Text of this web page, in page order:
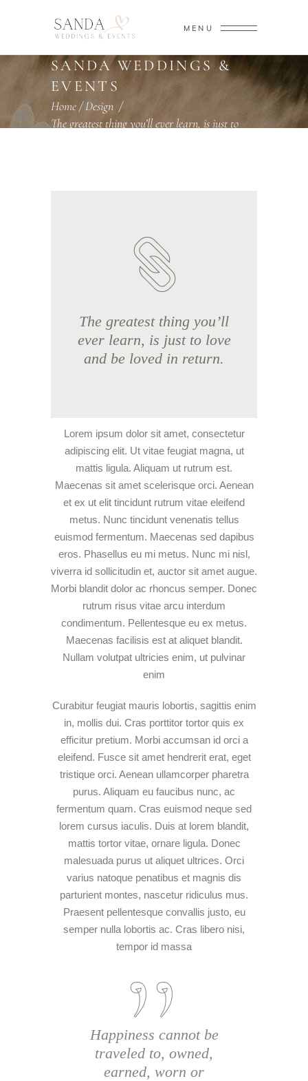
MENU
SANDA WEDDINGS &
EVENTS
Home/Design /
The greatest thing you’ll ever learn, is just to
The greatest thing you’ll
ever learn, is just to love
and be loved in return.
Lorem ipsum dolor sit amet, consectetur
adipiscing elit. Ut vitae feugiat magna, ut
mattis ligula. Aliquam ut rutrum est.
Maecenas sit amet scelerisque orci. Aenean
et ex ut elit tincidunt rutrum vitae eleifend
metus. Nunc tincidunt venenatis tellus
euismod fermentum. Maecenas sed dapibus
eros. Phasellus eu mi metus. Nunc mi nisl,
viverra id sollicitudin et, auctor sit amet augue.
Morbi blandit dolor ac rhoncus semper. Donec
rutrum risus vitae arcu interdum
condimentum. Pellentesque eu ex metus.
Maecenas facilisis est at aliquet blandit.
Nullam volutpat ultricies enim, ut pulvinar
enim
Curabitur feugiat mauris lobortis, sagittis enim
in, mollis dui. Cras porttitor tortor quis ex
efficitur pretium. Morbi accumsan id orci a
eleifend. Fusce sit amet hendrerit erat, eget
tristique orci. Aenean ullamcorper pharetra
purus. Aliquam eu faucibus nunc, ac
fermentum quam. Cras euismod neque sed
lorem cursus iaculis. Duis at lorem blandit,
mattis tortor vitae, ornare ligula. Donec
malesuada purus ut aliquet ultrices. Orci
varius natoque penatibus et magnis dis
parturient montes, nascetur ridiculus mus.
Praesent pellentesque convallis justo, eu
semper nulla lobortis ac. Cras libero nisi,
tempor id massa
Happiness cannot be
traveled to, owned,
earned, worn or